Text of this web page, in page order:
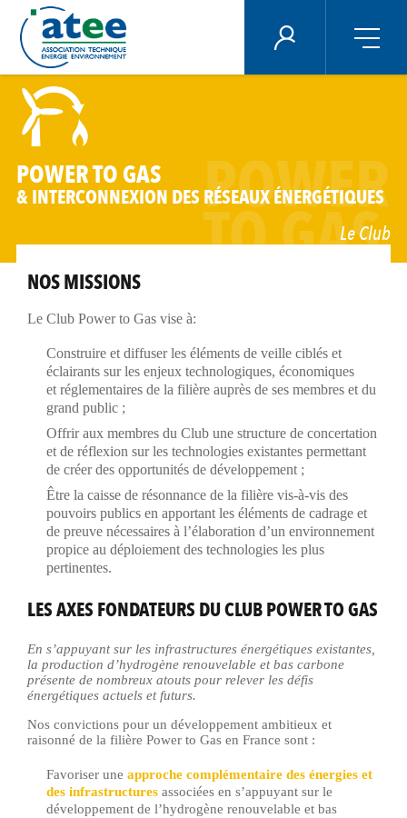
contenu
principal
ÉNERGIE PLUS
POWER
TO GAS
POWER TO GAS
& INTERCONNEXION DES RÉSEAUX ÉNERGÉTIQUES
Le Club
NOS MISSIONS
Le Club Power to Gas vise à:
Construire et diffuser les éléments de veille ciblés et
éclairants sur les enjeux technologiques, économiques
et réglementaires de la filière auprès de ses membres et du
grand public ;
Offrir aux membres du Club une structure de concertation
et de réflexion sur les technologies existantes permettant
de créer des opportunités de développement ;
Être la caisse de résonnance de la filière vis-à-vis des
pouvoirs publics en apportant les éléments de cadrage et
de preuve nécessaires à l’élaboration d’un environnement
propice au déploiement des technologies les plus
pertinentes.
LES AXES FONDATEURS DU CLUB POWER TO GAS
En s’appuyant sur les infrastructures énergétiques existantes,
la production d’hydrogène renouvelable et bas carbone
présente de nombreux atouts pour relever les défis
énergétiques actuels et futurs.
Nos convictions pour un développement ambitieux et
raisonné de la filière Power to Gas en France sont :
Favoriser une approche complémentaire des énergies et
des infrastructuresassociées en s’appuyant sur le
développement de l’hydrogène renouvelable et bas
Panneau de gestion des cookies